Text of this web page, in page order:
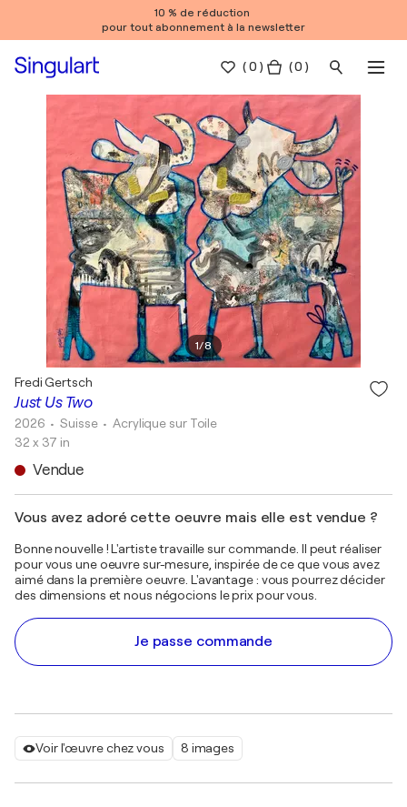
10 % de réduction
pour tout abonnement à la newsletter
(0 ) ( 0 )
1/8
Voir l'œuvre chez vous 8 images
Just Us Two
Fredi Gertsch
2026 • Suisse •Acrylique sur Toile
32 x 37 in
Vendue
Vous avez adoré cette oeuvre mais elle est vendue ?
Bonne nouvelle ! L'artiste travaille sur commande. Il peut réaliser
pour vous une oeuvre sur-mesure, inspirée de ce que vous avez
aimé dans la première oeuvre. L'avantage : vous pourrez décider
des dimensions et nous négocions le prix pour vous.
Je passe commande